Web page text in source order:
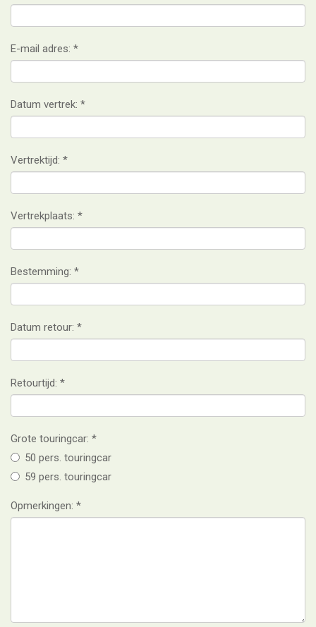
E-mail adres:
Datum vertrek:
Vertrektijd:
Vertrekplaats:
Bestemming:
Datum retour:
Retourtijd:
Grote touringcar:
50 pers. touringcar
59 pers. touringcar
Opmerkingen: